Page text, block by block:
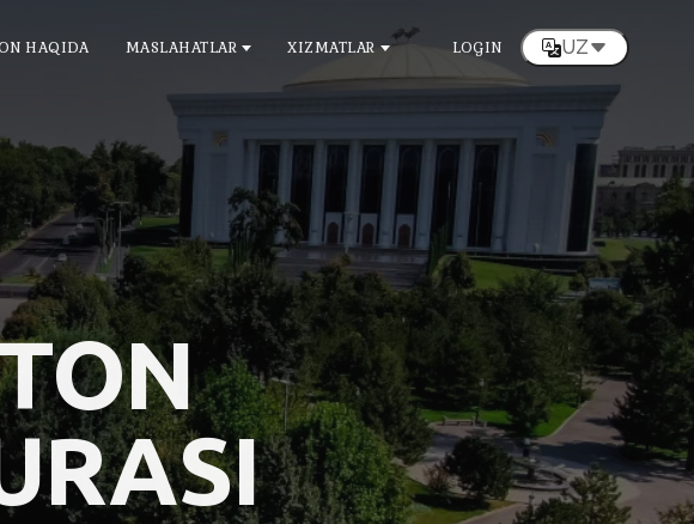
HAQIDA MASLAHATLAR XIZMATLAR LOGIN UZ